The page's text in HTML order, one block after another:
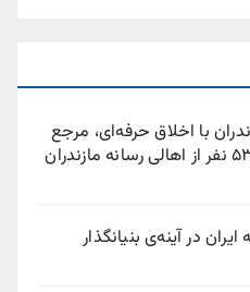
با اخلاق حرفه‌ای، مرجع
اطلاع‌رسانی مردم هستند/ ۵۳۸ نفر از اهالی رسانه مازندران
در آینه‌ی بنیانگذار